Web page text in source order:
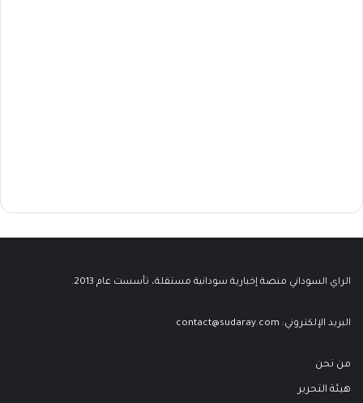
الراي السوداني منصة إخبارية سودانية مستقلة، تأسست عام 2013.
البريد الإلكتروني: contact@sudaray.com
من نحن
هيئة التحرير